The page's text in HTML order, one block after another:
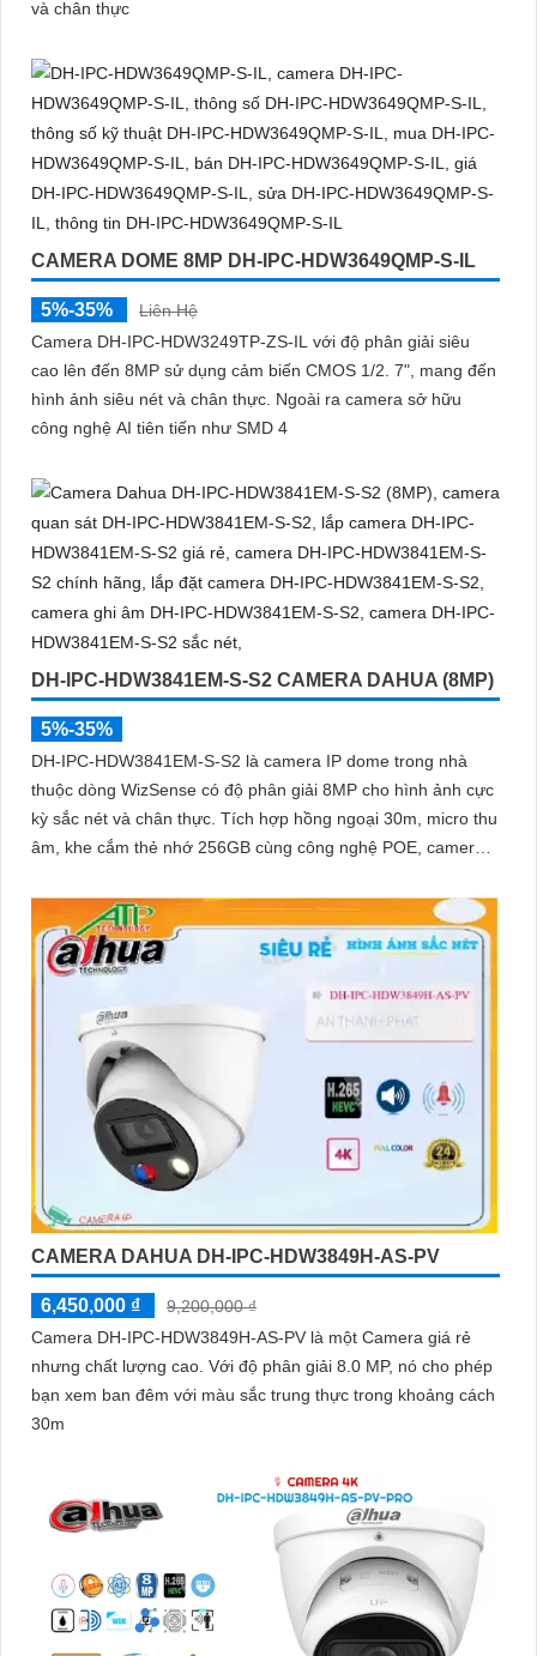
và chân thực
CAMERA DOME 8MP DH-IPC-HDW3649QMP-S-IL
5%-35%
Liên Hệ
Camera DH-IPC-HDW3249TP-ZS-IL với độ phân giải siêu
cao lên đến 8MP sử dụng cảm biến CMOS 1/2. 7", mang đến
hình ảnh siêu nét và chân thực. Ngoài ra camera sở hữu
công nghệ AI tiên tiến như SMD 4
DH-IPC-HDW3841EM-S-S2 CAMERA DAHUA (8MP)
5%-35%
DH-IPC-HDW3841EM-S-S2 là camera IP dome trong nhà
thuộc dòng WizSense có độ phân giải 8MP cho hình ảnh cực
kỳ sắc nét và chân thực. Tích hợp hồng ngoại 30m, micro thu
âm, khe cắm thẻ nhớ 256GB cùng công nghệ POE, camera
CAMERA DAHUA DH-IPC-HDW3849H-AS-PV
6,450,000 ₫
9,200,000 ₫
Camera DH-IPC-HDW3849H-AS-PV là một Camera giá rẻ
nhưng chất lượng cao. Với độ phân giải 8.0 MP, nó cho phép
bạn xem ban đêm với màu sắc trung thực trong khoảng cách
30m